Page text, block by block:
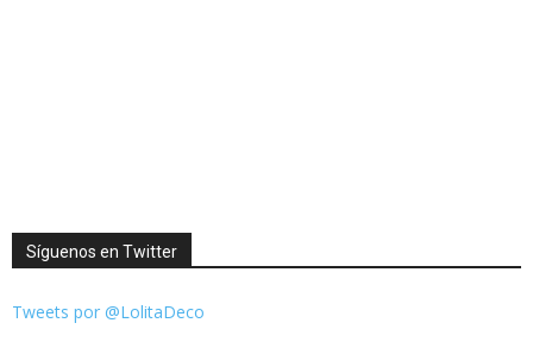
Síguenos en Twitter
Tweets por @LolitaDeco